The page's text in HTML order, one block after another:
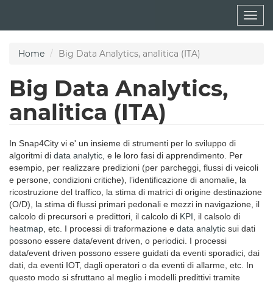
main
Home Big Data Analytics, analitica (ITA)
Big Data Analytics,
analitica (ITA)
In Snap4City vi e' un insieme di strumenti per lo sviluppo di
algoritmi di data analytic , e le loro fasi di apprendimento. Per
esempio, per realizzare predizioni (per parcheggi, flussi di veicoli
e persone, condizioni critiche), l’identificazione di anomalie, la
ricostruzione del traffico, la stima di matrici di origine destinazione
(O/D), la stima di flussi primari pedonali e mezzi in navigazione, il
calcolo di precursori e predittori, il calcolo di KPI , il calsolo di
heatmap , etc. I processi di traformazione e data analytic sui dati
possono essere data/event driven, o periodici. I processi
data/event driven possono essere guidati da eventi sporadici, dai
dati, da eventi IOT, dagli operatori o da eventi di allarme, etc. In
questo modo si sfruttano al meglio i modelli predittivi tramite